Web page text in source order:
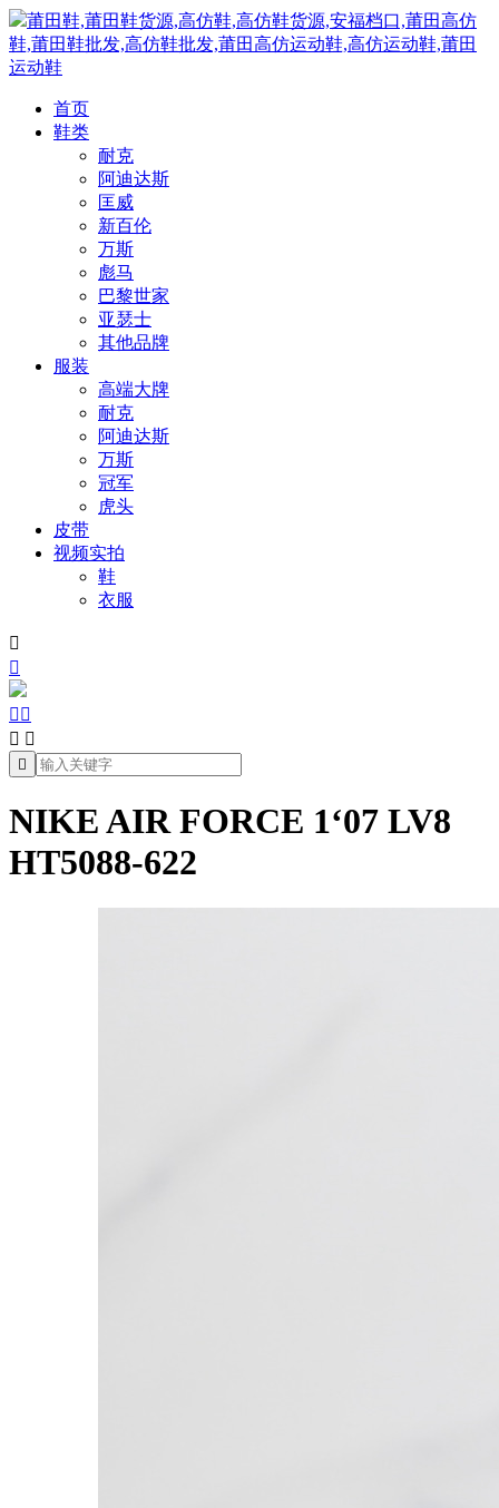
莆田鞋,莆田鞋货源,高仿鞋,高仿鞋货源,安福档口,莆田高仿
鞋,莆田鞋批发,高仿鞋批发,莆田高仿运动鞋,高仿运动鞋,莆田
运动鞋
首页
鞋类
耐克
阿迪达斯
匡威
新百伦
万斯
彪马
巴黎世家
亚瑟士
其他品牌
服装
高端大牌
耐克
阿迪达斯
万斯
冠军
虎头
皮带
视频实拍
鞋
衣服


 
 

NIKE AIR FORCE 1‘07 LV8
HT5088-622